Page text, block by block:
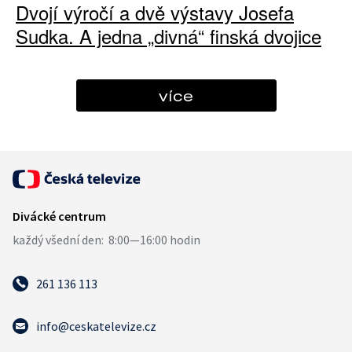
Dvojí výročí a dvě výstavy Josefa
Sudka. A jedna „divná“ finská dvojice
více
261 136 113
info@ceskatelevize.cz